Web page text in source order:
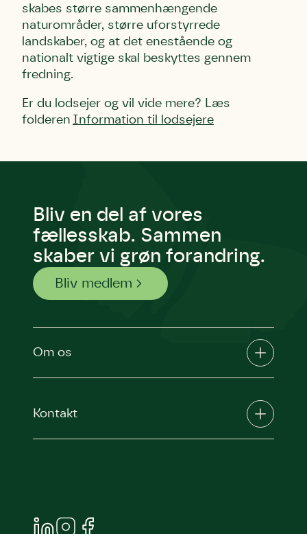
skabes større sammenhængende
naturområder, større uforstyrrede
landskaber, og at det enestående og
nationalt vigtige skal beskyttes gennem
fredning.
Er du lodsejer og vil vide mere? Læs
folderen Information til lodsejere
Bliv en del af vores
fællesskab. Sammen
skaber vi grøn forandring.
Bliv medlem
Om os
Kontakt